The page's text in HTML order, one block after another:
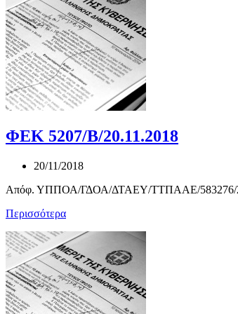
ΦΕΚ 5207/Β/20.11.2018
20/11/2018
Απόφ. ΥΠΠΟΑ/ΓΔΟΑ/ΔΤΑΕΥ/ΤΤΠΑΑΕ/583276/
Περισσότερα